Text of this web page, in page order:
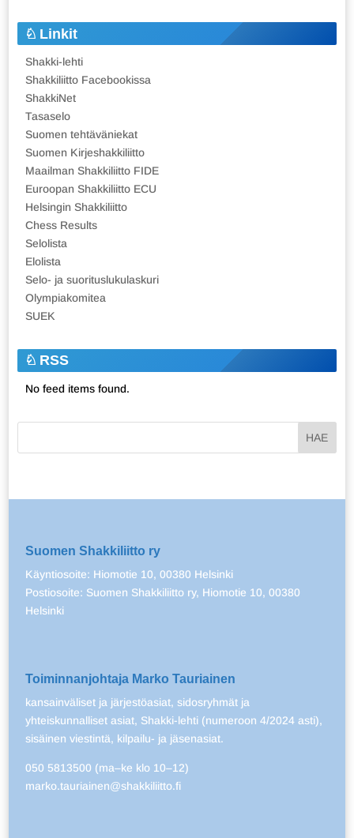
Linkit
Shakki-lehti
Shakkiliitto Facebookissa
ShakkiNet
Tasaselo
Suomen tehtäväniekat
Suomen Kirjeshakkiliitto
Maailman Shakkiliitto FIDE
Euroopan Shakkiliitto ECU
Helsingin Shakkiliitto
Chess Results
Selolista
Elolista
Selo- ja suorituslukulaskuri
Olympiakomitea
SUEK
RSS
No feed items found.
Suomen Shakkiliitto ry
Käyntiosoite: Hiomotie 10, 00380 Helsinki
Postiosoite: Suomen Shakkiliitto ry, Hiomotie 10, 00380
Helsinki
Toiminnanjohtaja Marko Tauriainen
kansainväliset ja järjestöasiat, sidosryhmät ja
yhteiskunnalliset asiat, Shakki-lehti (numeroon 4/2024 asti),
sisäinen viestintä, kilpailu- ja jäsenasiat.
050 5813500 (ma–ke klo 10–12)
marko.tauriainen@shakkiliitto.fi